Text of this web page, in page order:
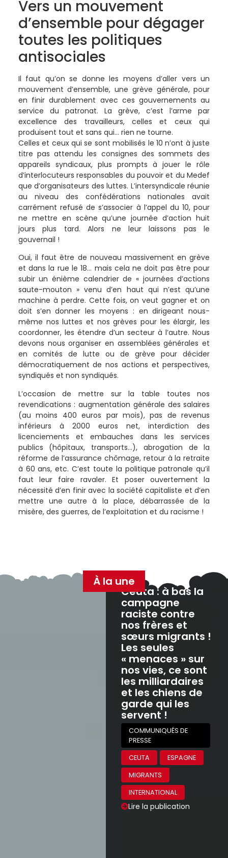
Vers un mouvement
d’ensemble pour dégager
toutes les politiques
antisociales
Il faut qu’on se donne les moyens d’aller vers un
mouvement d’ensemble, une grève générale, pour
en finir durablement avec ces gouvernements au
service du patronat. La grève, c’est l’arme par
excellence des travailleurs, celles et ceux qui
produisent tout et sans qui… rien ne tourne.
Celles et ceux qui se sont mobilisés le 10 n’ont à juste
titre pas attendu les consignes des sommets des
appareils syndicaux, plus prompts à jouer le rôle
d’interlocuteurs responsables du pouvoir et du Medef
que d’organisateurs des luttes. L’intersyndicale réunie
au niveau des confédérations nationales avait
carrément refusé de s’associer à l’appel du 10, pour
ne mettre en scène qu’une journée d’action huit
jours plus tard. Alors ne leur laissons pas le
gouvernail !
Oui, il faut être de nouveau massivement en grève
et dans la rue le 18… mais cela ne doit pas être pour
subir un énième calendrier de « journées d’actions
saute-mouton » venu d’en haut qui n’est qu’une
machine à perdre. Cette fois, on veut gagner et on
doit s’en donner les moyens : en dirigeant nous-
même nos luttes et nos grèves pour les élargir, les
coordonner, les étendre d’un secteur à l’autre. Nous
devons nous organiser en assemblées générales et
en comités de lutte ou de grève pour décider
démocratiquement de nos actions et perspectives,
syndiqués et non syndiqués.
L’occasion de mettre sur la table toutes nos
revendications : augmentation générale des salaires
(au moins 400 euros par mois), pas de revenus
inférieurs à 2000 euros net, interdiction des
licenciements et embauches dans les services
publics (hôpitaux, transports…), abrogation de la
réforme de l’assurance chômage, retour à la retraite
à 60 ans, etc. C’est toute la politique patronale qu’il
faut leur faire ravaler. Et poser ouvertement la
nécessité d’en finir avec la société capitaliste et d’en
mettre une autre à la place, débarrassée de la
misère, des guerres, de l’exploitation et du racisme !
À la une
Ceuta : à bas la
campagne
raciste contre
nos frères et
sœurs migrants !
Les seules
« menaces » sur
nos vies, ce sont
les milliardaires
et les chiens de
garde qui les
servent !
COMMUNIQUÉS DE
PRESSE
CEUTA
ESPAGNE
MIGRANTS
INTERNATIONAL
Lire la publication